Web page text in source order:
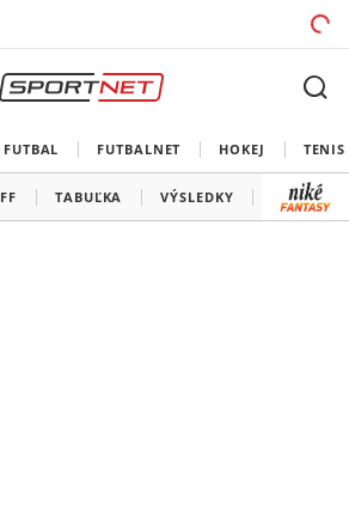
FUTBAL FUTBALNET HOKEJ TENIS
TABUĽKA VÝSLEDKY ŠK